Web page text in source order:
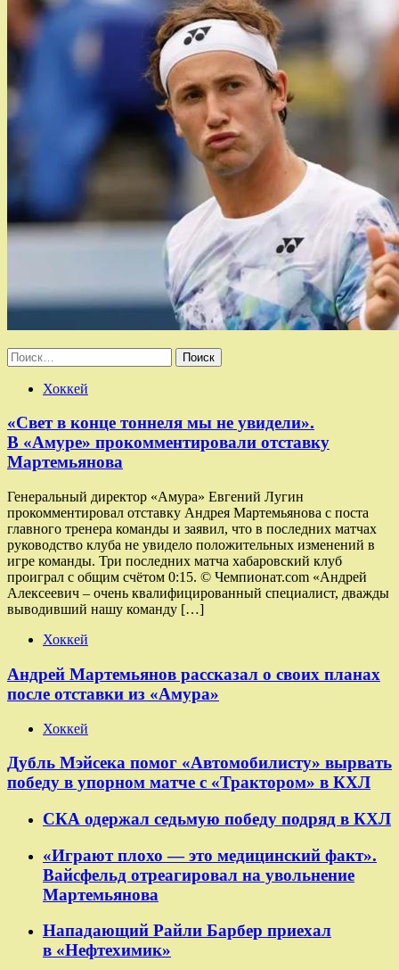
Найти:
Хоккей
«Свет в конце тоннеля мы не увидели».
В «Амуре» прокомментировали отставку
Мартемьянова
Генеральный директор «Амура» Евгений Лугин
прокомментировал отставку Андрея Мартемьянова с поста
главного тренера команды и заявил, что в последних матчах
руководство клуба не увидело положительных изменений в
игре команды. Три последних матча хабаровский клуб
проиграл с общим счётом 0:15. © Чемпионат.com «Андрей
Алексеевич – очень квалифицированный специалист, дважды
выводивший нашу команду […]
Хоккей
Андрей Мартемьянов рассказал о своих планах
после отставки из «Амура»
Хоккей
Дубль Мэйсека помог «Автомобилисту» вырвать
победу в упорном матче с «Трактором» в КХЛ
СКА одержал седьмую победу подряд в КХЛ
«Играют плохо — это медицинский факт».
Вайсфельд отреагировал на увольнение
Мартемьянова
Нападающий Райли Барбер приехал
в «Нефтехимик»